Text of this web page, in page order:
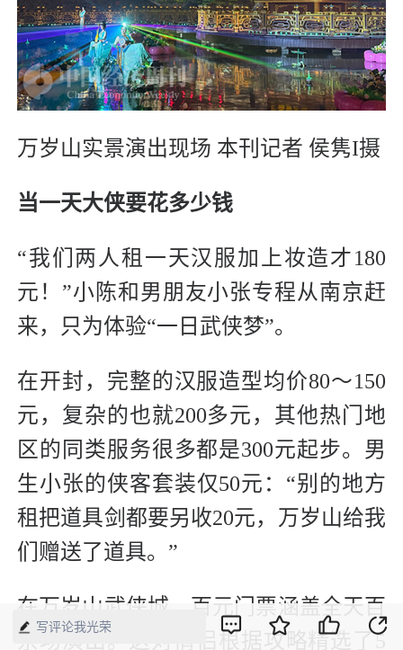
万岁山实景演出现场 本刊记者 侯隽I摄
当一天大侠要花多少钱
“我们两人租一天汉服加上妆造才180
元！”小陈和男朋友小张专程从南京赶
来，只为体验“一日武侠梦”。
在开封，完整的汉服造型均价80～150
元，复杂的也就200多元，其他热门地
区的同类服务很多都是300元起步。男
生小张的侠客套装仅50元：“别的地方
租把道具剑都要另收20元，万岁山给我
们赠送了道具。”
在万岁山武侠城，百元门票涵盖全天百
余场演出。这对情侣根据攻略精选了5
写评论我光荣